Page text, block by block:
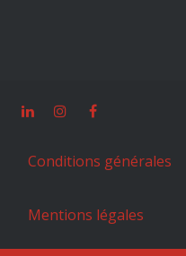
Conditions générales
Mentions légales